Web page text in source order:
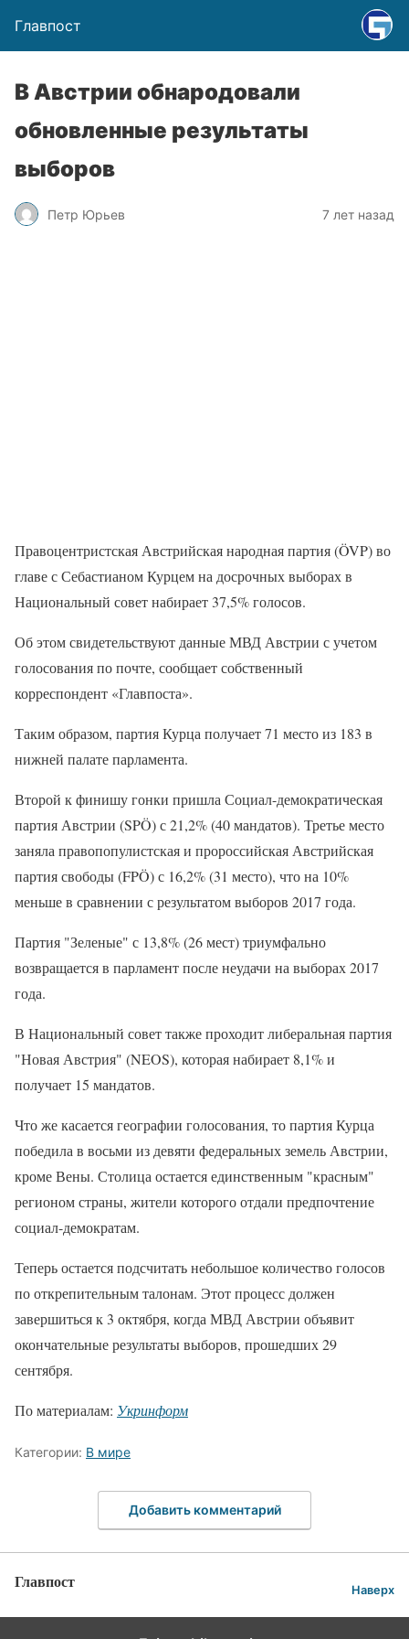
Главпост
В Австрии обнародовали
обновленные результаты
выборов
Петр Юрьев 7 лет назад
Правоцентристская Австрийская народная партия (ÖVP) во
главе с Себастианом Курцем на досрочных выборах в
Национальный совет набирает 37,5% голосов.
Об этом свидетельствуют данные МВД Австрии с учетом
голосования по почте, сообщает собственный
корреспондент «Главпоста».
Таким образом, партия Курца получает 71 место из 183 в
нижней палате парламента.
Второй к финишу гонки пришла Социал-демократическая
партия Австрии (SPÖ) с 21,2% (40 мандатов). Третье место
заняла правопопулистская и пророссийская Австрийская
партия свободы (FPÖ) с 16,2% (31 место), что на 10%
меньше в сравнении с результатом выборов 2017 года.
Партия "Зеленые" с 13,8% (26 мест) триумфально
возвращается в парламент после неудачи на выборах 2017
года.
В Национальный совет также проходит либеральная партия
"Новая Австрия" (NEOS), которая набирает 8,1% и
получает 15 мандатов.
Что же касается географии голосования, то партия Курца
победила в восьми из девяти федеральных земель Австрии,
кроме Вены. Столица остается единственным "красным"
регионом страны, жители которого отдали предпочтение
социал-демократам.
Теперь остается подсчитать небольшое количество голосов
по открепительным талонам. Этот процесс должен
завершиться к 3 октября, когда МВД Австрии объявит
окончательные результаты выборов, прошедших 29
сентября.
По материалам: Укринформ
Категории: В мире
Добавить комментарий
Главпост Наверх